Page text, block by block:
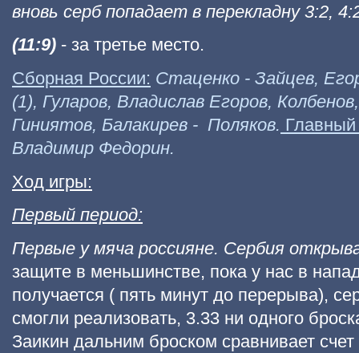
вновь серб попадает в перекладну 3:2,
(11:9) - за третье место.
Сборная России: Стаценко - Зайцев,
(1), Гуларов, Владислав Егоров,
Гиниятов, Балакирев - Поляков. Главный
Владимир Федорин.
Ход игры:
Первый период:
Первые у мяча россияне. Сербия
защите в меньшинстве, пока у нас в
получается ( пять минут до перерыва),
смогли реализовать, 3.33 ни одного
Заикин дальним броском сравнивает